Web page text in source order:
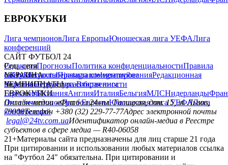
ЕВРОКУБКИ
Лига чемпионовЛига ЕвропыЮношеская лига УЕФАЛига
конференций
САЙТ ФУТБОЛ 24
РедакцияПрогнозыПолитика конфиденциальностиПравила
сайтуКонтактыПравила комментированияРедакционная
политикаСтруктура собственности
Соц. сети
facebookxyoutubeinstagramtelegramviber
УКРАИНА
УкраинаПервая лигаВторая лига
ЧЕМПИОНАТЫ
ГерманияИспанияАнглияИталияБельгияМЛСНидерланды
ЕВРОКУБКИ
Лига чемпионовЛига ЕвропыЮношеская лига УЕФАЛига
конференций
Онлайн-медиа «Футбол 24»пл. Галицкая, дом. 15, м. Львов,
79008Телефон +380 (32) 229-77-77Адрес электронной почты
legal@24tv.com.uaИдентификатор онлайн-медиа в Реестре
субъектов в сфере медиа — R40-06058
21+Материалы сайта предназначены для лиц старше 21 года
При цитировании и использовании любых материалов ссылка
на "Футбол 24" обязательна. При цитировании и